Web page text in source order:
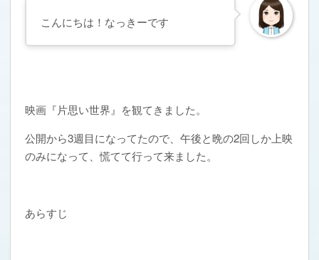
こんにちは！なっきーです
映画『片思い世界』を観てきました。
公開から3週目になってたので、午後と晩の2回しか上映
のみになって、慌てて行って来ました。
あらすじ